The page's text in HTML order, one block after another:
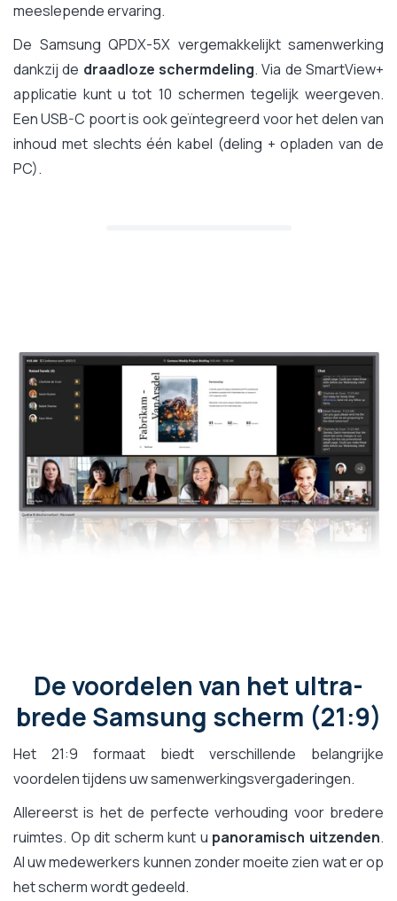
meeslepende ervaring.
De Samsung QPDX-5X vergemakkelijkt samenwerking
dankzij de draadloze schermdeling. Via de SmartView+
applicatie kunt u tot 10 schermen tegelijk weergeven.
Een USB-C poort is ook geïntegreerd voor het delen van
inhoud met slechts één kabel (deling + opladen van de
PC).
De voordelen van het ultra-
brede Samsung scherm (21:9)
Het 21:9 formaat biedt verschillende belangrijke
voordelen tijdens uw samenwerkingsvergaderingen.
Allereerst is het de perfecte verhouding voor bredere
ruimtes. Op dit scherm kunt u panoramisch uitzenden.
Al uw medewerkers kunnen zonder moeite zien wat er op
het scherm wordt gedeeld.